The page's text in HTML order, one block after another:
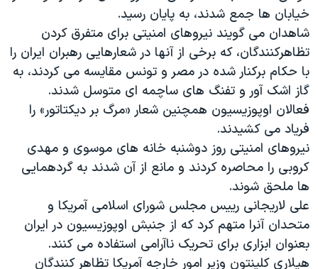
خیابان ها جمع شدند، به پایان رسید.
شاهدان می گویند نیروهای امنیتی برای متفرق کردن
تظاهرکنندگان، که برخی از آنها در شعارهایی رهبران ایران را
با حکام برکنار شده در مصر و تونس مقایسه می کردند، به
گاز اشک آور و تفنگ های ساچمه ای متوسل شدند.
فعالان اوپوزیسیون همچنین شعار «مرگ بر دیکتاتور» را
فریاد می کشیدند.
نیروهای امنیتی روز دوشنبه خانه های موسوی و مهدی
کروبی را محاصره کردند و مانع از آن شدند به گردهمایی
ها ملحق شوند.
علی لاریجانی رییس مجلس شورای اسلامی آمریکا و
متحدان آنرا متهم کرد که از جنبش اوپوزیسیون در ایران
بعنوان ابزاری برای تحریک ناآرامی استفاده می کنند.
هیلاری کلینتون وزیر امور خارجه آمریکا تظاهر کنندگان